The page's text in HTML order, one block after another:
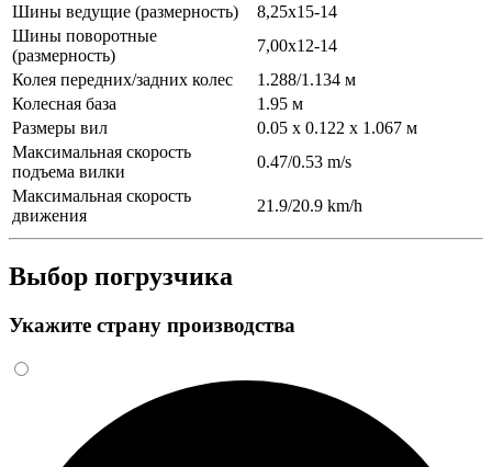
Шины ведущие (размерность)
8,25х15-14
Шины поворотные
(размерность)
7,00х12-14
Колея передних/задних колес
1.288/1.134 м
Колесная база
1.95 м
Размеры вил
0.05 x 0.122 x 1.067 м
Максимальная скорость
подъема вилки
0.47/0.53 m/s
Максимальная скорость
движения
21.9/20.9 km/h
Выбор погрузчика
Укажите страну производства